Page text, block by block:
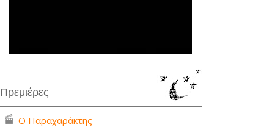
Πρεμιέρες
Ο Παραχαράκτης